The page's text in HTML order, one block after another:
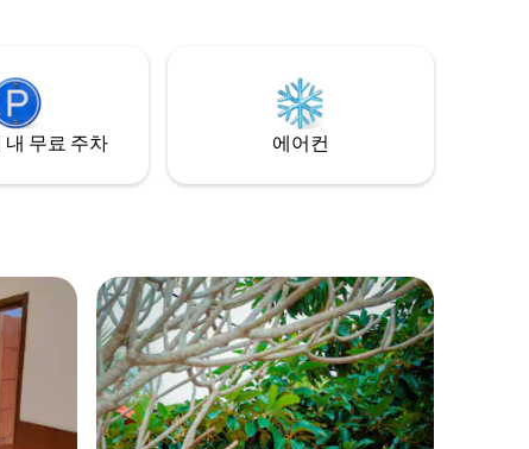
니다.
무료 조
미, 옷걸이, 암막 커튼, 여분의 화장지
내 무료 주차 에어컨